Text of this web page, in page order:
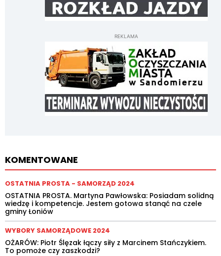
REKLAMA
KOMENTOWANE
OSTATNIA PROSTA - SAMORZĄD 2024
OSTATNIA PROSTA. Martyna Pawłowska: Posiadam solidną
wiedzę i kompetencje. Jestem gotowa stanąć na czele
gminy Łoniów
WYBORY SAMORZĄDOWE 2024
OŻARÓW: Piotr Ślęzak łączy siły z Marcinem Stańczykiem.
To pomoże czy zaszkodzi?